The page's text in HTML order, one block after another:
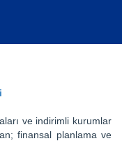
ve indirimli kurumlar
finansal planlama ve